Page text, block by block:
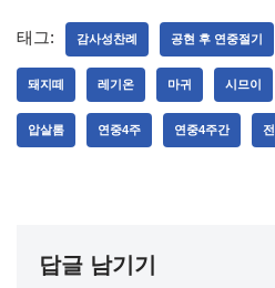
태그: 감사성찬례 공현 후 연중절기
돼지떼 레기온 마귀 시므이
압살롬 연중4주 연중4주간
답글 남기기